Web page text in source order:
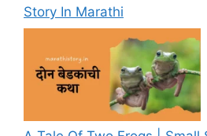
Story In Marathi